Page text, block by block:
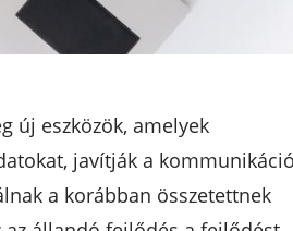
új eszközök, amelyek
javítják a
a korábban összetettnek